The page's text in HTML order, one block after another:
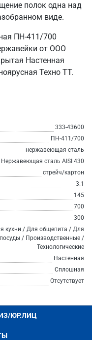
полок одна над
виде.
ПН-411/700
от ООО
Настенная
Техно ТТ.
333-43600
ПН-411/700
нержавеющая сталь
Нержавеющая сталь AISI 430
стрейч/картон
3.1
145
700
300
кухни / Для общепита / Для
посуды / Производственные /
Технологические
Настенная
Сплошная
Отсутствует
ЮР.ЛИЦ